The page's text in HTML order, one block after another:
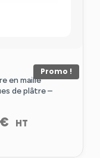
Promo !
en maille
de plâtre –
€ Le
HT